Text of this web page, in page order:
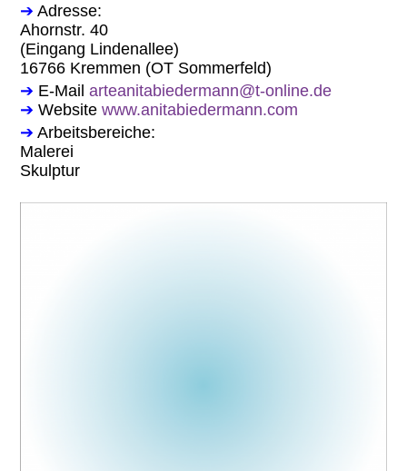
➔ Adresse:
Ahornstr. 40
(Eingang Lindenallee)
16766 Kremmen (OT Sommerfeld)
➔ E-Mailarteanitabiedermann@t-online.de
➔ Websitewww.anitabiedermann.com
➔ Arbeitsbereiche:
Malerei
Skulptur